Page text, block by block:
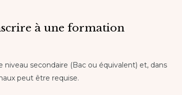
à une formation
secondaire (Bac ou équivalent) et, dans
peut être requise.